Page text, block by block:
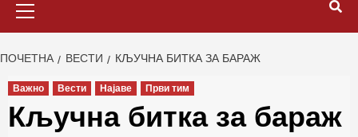
ПОЧЕТНА ВЕСТИ КЉУЧНА БИТКА ЗА БАРАЖ
Важно Вести Најаве Први тим
Кључна битка за бараж